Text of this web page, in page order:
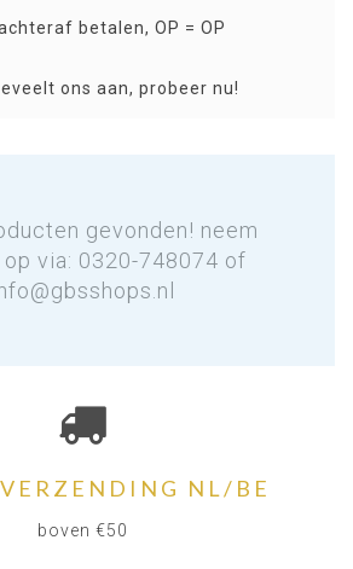
betalen, OP = OP
ons aan, probeer nu!
gevonden! neem
via: 0320-748074 of
NL/BE
boven €50